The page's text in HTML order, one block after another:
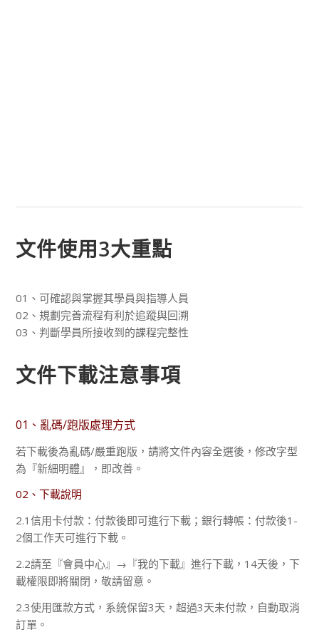
文件使用3大重點
01、可確認與掌握其學員與指導人員
02、規劃完善流程有利於追蹤與回溯
03、判斷學員所接收到的課程完整性
文件下載注意事項
01、亂碼/跑版處理方式
若下載後為亂碼/嚴重跑版，請將文件內容全選後，修改字型
為『新細明體』，即改善。
02、下載說明
2.1信用卡付款：付款後即可進行下載；銀行轉帳：付款後1-
2個工作天可進行下載。
2.2請至『會員中心』→『我的下載』進行下載，14天後，下
載權限即將關閉，敬請留意。
2.3使用匯款方式，系統保留3天，超過3天未付款，自動取消
訂單。